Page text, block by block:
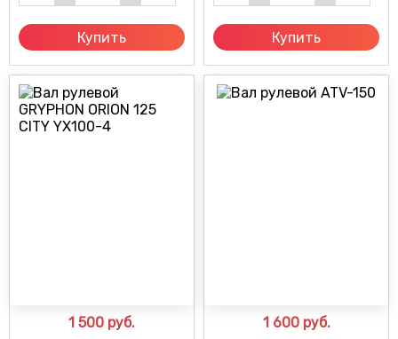
Купить Купить
1 500 руб.
1 600 руб.